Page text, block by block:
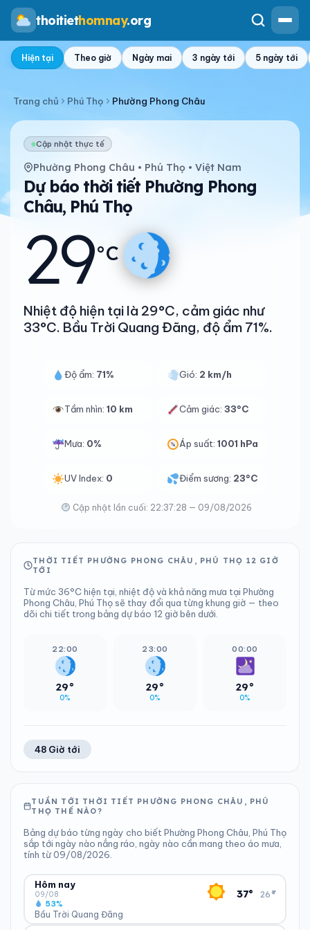
thoitiethomnay.org
Hiện tại Theo giờ Ngày mai 3 ngày tới 5 ngày tới
Trang chủ Phú Thọ Phường Phong Châu
Cập nhật thực tế
Phường Phong Châu • Phú Thọ • Việt Nam
Dự báo thời tiết Phường Phong
Châu, Phú Thọ
29°C
Nhiệt độ hiện tại là 29°C, cảm giác như
33°C. Bầu Trời Quang Đãng, độ ẩm 71%.
Độ ẩm: 71% Gió: 2 km/h
Tầm nhìn: 10 km Cảm giác:33°C
Mưa: 0% Áp suất:1001 hPa
UV Index: 0 Điểm sương: 23°C
Cập nhật lần cuối: 22:37:28 — 09/08/2026
THỜI TIẾT PHƯỜNG PHONG CHÂU, PHÚ THỌ 12 GIỜ
TỚI
Từ mức 36°C hiện tại, nhiệt độ và khả năng mưa tại Phường
Phong Châu, Phú Thọ sẽ thay đổi qua từng khung giờ — theo
dõi chi tiết trong bảng dự báo 12 giờ bên dưới.
22:00
29°
0%
23:00
29°
0%
00:00
29°
0%
48 Giờ tới
TUẦN TỚI THỜI TIẾT PHƯỜNG PHONG CHÂU, PHÚ
THỌ THẾ NÀO?
Bảng dự báo từng ngày cho biết Phường Phong Châu, Phú Thọ
sắp tới ngày nào nắng ráo, ngày nào cần mang theo áo mưa,
tính từ 09/08/2026.
Hôm nay
09/08
Bầu Trời Quang Đãng
53%
37° 26°
▾